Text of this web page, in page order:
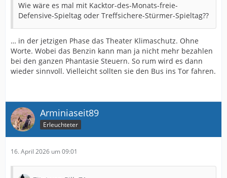
Wie wäre es mal mit Kacktor-des-Monats-freie-
Defensive-Spieltag oder Treffsichere-Stürmer-Spieltag??
… in der jetzigen Phase das Theater Klimaschutz. Ohne
Worte. Wobei das Benzin kann man ja nicht mehr bezahlen
bei den ganzen Phantasie Steuern. So rum wird es dann
wieder sinnvoll. Vielleicht sollten sie den Bus ins Tor fahren.
Arminiaseit89
Erleuchteter
16. April 2026 um 09:01